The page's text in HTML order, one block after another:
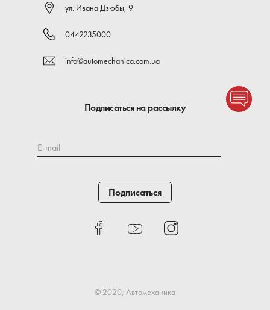
ул. Ивана Дзюбы, 9
0442235000
info@automechanica.com.ua
Подписаться на рассылку
E-mail
Подписаться
© 2020, Автомеханика